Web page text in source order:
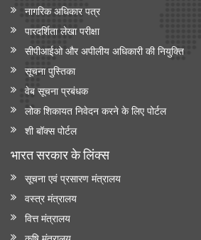
नागरिक अधिकार पत्र
पारदर्शिता लेखा परीक्षा
सीपीआईओ और अपी‍लीय अधिकारी की नियुक्ति
सूचना पुस्तिका
वेब सूचना प्रबंधक
लोक शिकायत निवेदन करने के लिए पोर्टल
शी बॉक्स पोर्टल
भारत सरकार के लिंक्‍स
सूचना एवं प्रसारण मंत्रालय
वस्त्र मंत्रालय
वित्त मंत्रालय